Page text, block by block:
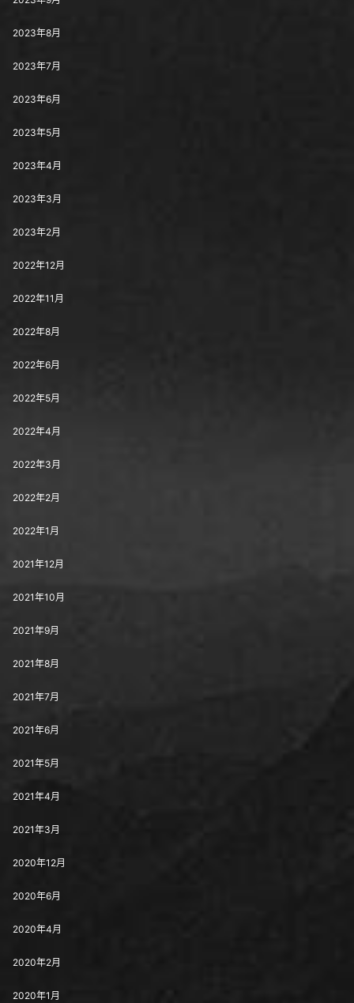
2023年8月
2023年7月
2023年6月
2023年5月
2023年4月
2023年3月
2023年2月
2022年12月
2022年11月
2022年8月
2022年6月
2022年5月
2022年4月
2022年3月
2022年2月
2022年1月
2021年12月
2021年10月
2021年9月
2021年8月
2021年7月
2021年6月
2021年5月
2021年4月
2021年3月
2020年12月
2020年6月
2020年4月
2020年2月
2020年1月